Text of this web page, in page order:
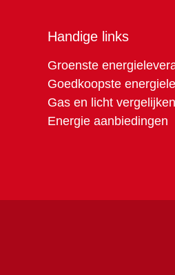
Handige links
Groenste
Goedkoopste
Gas en licht vergelijken
Energie aanbiedingen